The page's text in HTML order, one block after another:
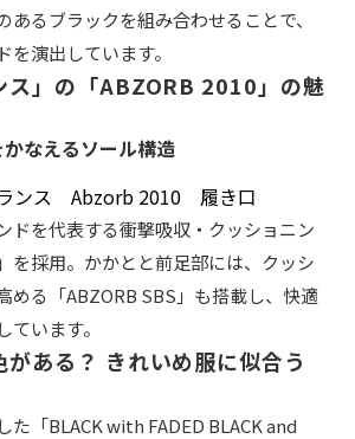
あるブラックを組み合わせることで、
を演出しています。
ス」の「ABZORB 2010」の魅
なえるソール構造
ドを代表する衝撃吸収・クッショニン
を採用。かかとと前足部には、クッシ
める「ABZORB SBS」も搭載し、快適
ています。
ある？ きれいめ服に似合う
た「BLACK with FADED BLACK and